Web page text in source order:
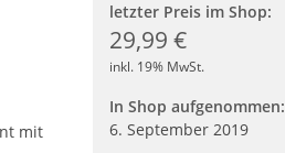
mit
letzter Preis im Shop:
29,99 €
inkl. 19% MwSt.
In Shop aufgenommen:
6. September 2019